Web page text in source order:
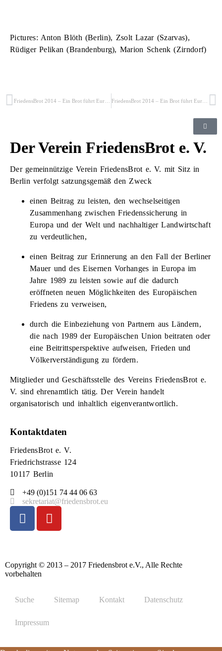
Pictures: Anton Blöth (Berlin), Zsolt Lazar (Szarvas),
Rüdiger Pelikan (Brandenburg), Marion Schenk (Zirndorf)
FriedensBrot 2014 – Ein Brot führt Europäer zusammen (4/5)
Der Verein FriedensBrot e. V.
Der gemeinnützige Verein FriedensBrot e. V. mit Sitz in
Berlin verfolgt satzungsgemäß den Zweck
einen Beitrag zu leisten, den wechselseitigen
Zusammenhang zwischen Friedenssicherung in
Europa und der Welt und nachhaltiger Landwirtschaft
zu verdeutlichen,
einen Beitrag zur Erinnerung an den Fall der Berliner
Mauer und des Eisernen Vorhanges in Europa im
Jahre 1989 zu leisten sowie auf die dadurch
eröffneten neuen Möglichkeiten des Europäischen
Friedens zu verweisen,
durch die Einbeziehung von Partnern aus Ländern,
die nach 1989 der Europäischen Union beitraten oder
eine Beitrittsperspektive aufweisen, Frieden und
Völkerverständigung zu fördern.
Mitglieder und Geschäftsstelle des Vereins FriedensBrot e.
V. sind ehrenamtlich tätig. Der Verein handelt
organisatorisch und inhaltlich eigenverantwortlich.
Kontaktdaten
FriedensBrot e. V.
Friedrichstrasse 124
10117 Berlin
+49 (0)151 74 44 06 63
sekretariat@friedensbrot.eu
Copyright © 2013 – 2017 Friedensbrot e.V., Alle Rechte
vorbehalten
Suche Sitemap Kontakt Datenschutz
Impressum